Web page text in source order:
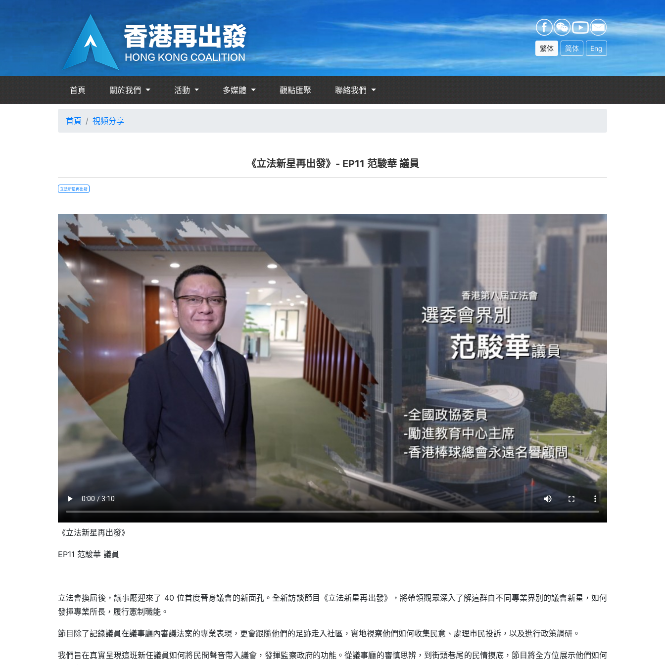
繁体 简体 Eng
首頁 關於我們 活動 多媒體 觀點匯聚 聯絡我們
首頁 視頻分享
《立法新星再出發》- EP11 范駿華 議員
立法新星再出發
《立法新星再出發》
EP11 范駿華 議員
立法會換屆後，議事廳迎來了 40 位首度晉身議會的新面孔。全新訪談節目《立法新星再出發》，將帶領觀眾深入了解這群自不同專業界別的議會新星，如何
發揮專業所長，履行憲制職能。
節目除了記錄議員在議事廳內審議法案的專業表現，更會跟隨他們的足跡走入社區，實地視察他們如何收集民意、處理市民投訴，以及進行政策調研。
我們旨在真實呈現這班新任議員如何將民間聲音帶入議會，發揮監察政府的功能。從議事廳的審慎思辨，到街頭巷尾的民情摸底，節目將全方位展示他們如何